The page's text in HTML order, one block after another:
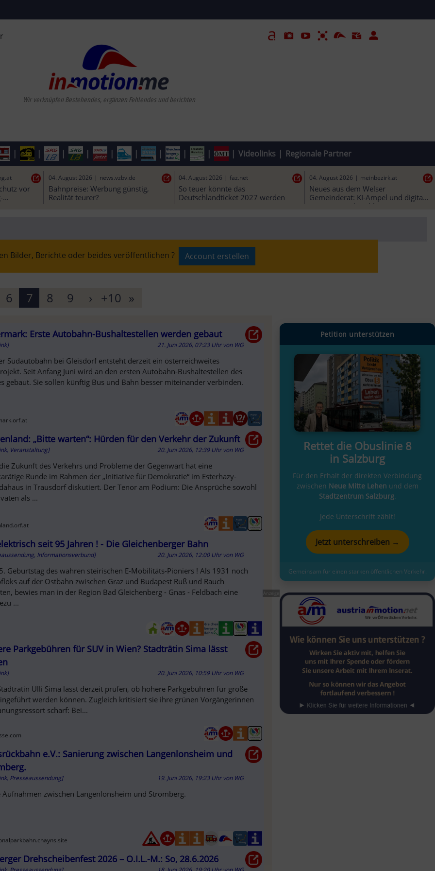
Wir verknüpfen Bestehendes,
Videolinks Regionale Partner
–
04. August 2026 | kleinezeitung.at
„Brauchen Hochwasserschutz vor
Freigabe des Semmering-
04. August 2026 | news.vzbv.de
Bahnpreise: Werbung günstig,
Realität teurer?
04. August 2026 | faz.net
So teuer könnte das
Deutschlandticket 2027 werden
Bilder, Berichte oder beides veröffentlichen ? Account erstellen
OUT
6 7 8 9 › +10 »
Erste Autobahn-Bushaltestellen werden gebaut
21. Juni 2026, 07:23 Uhr von WG
Südautobahn bei Gleisdorf entsteht derzeit ein österreichweites
Seit Anfang Juni wird an den ersten Autobahn-Bushaltestellen des
gebaut. Sie sollen künftig Bus und Bahn besser miteinander verbinden.
„Bitte warten“: Hürden für den Verkehr der Zukunft
Veranstaltung] 20. Juni 2026, 12:39 Uhr von WG
Zukunft des Verkehrs und Probleme der Gegenwart hat eine
Runde im Rahmen der „Initiative für Demokratie“ im Esterhazy-
in Trausdorf diskutiert. Der Tenor am Podium: Die Ansprüche sowohl
als ...
seit 95 Jahren ! - Die Gleichenberger Bahn
Informationsverbund] 20. Juni 2026, 12:00 Uhr von WG
Geburtstag des wahren steirischen E-Mobilitäts-Pioniers ! Als 1931 noch
auf der Ostbahn zwischen Graz und Budapest Ruß und Rauch
bewies man in der Region Bad Gleichenberg - Gnas - Feldbach eine
...
Parkgebühren für SUV in Wien? Stadträtin Sima lässt
20. Juni 2026, 10:59 Uhr von WG
Ulli Sima lässt derzeit prüfen, ob höhere Parkgebühren für große
werden können. Zugleich kritisiert sie ihre grünen Vorgängerinnen
scharf: Bei...
e.V.: Sanierung zwischen Langenlonsheim und
Presseaussendung] 19. Juni 2026, 19:23 Uhr von WG
Aufnahmen zwischen Langenlonsheim und Stromberg.
Drehscheibenfest 2026 – O.I.L.-M.: So, 28.6.2026
Petition unterstützen
Rettet die Obuslinie 8
in Salzburg
Für den Erhalt der direkten Verbindung
zwischen Neue Mitte Lehen und dem
Stadtzentrum Salzburg.
Jede Unterschrift zählt!
Jetzt unterschreiben →
Gemeinsam für einen starken öffentlichen Verkehr.
Anzeige